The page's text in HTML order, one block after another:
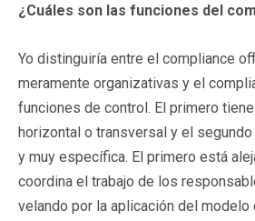
¿Cuáles son las funciones del
Yo distinguiría entre el compliance
meramente organizativas y el
funciones de control. El primero
horizontal o transversal y el
y muy específica. El primero está
coordina el trabajo de los
velando por la aplicación del modelo